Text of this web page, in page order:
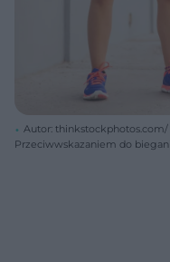
Autor:
Przeciwwskazaniem do